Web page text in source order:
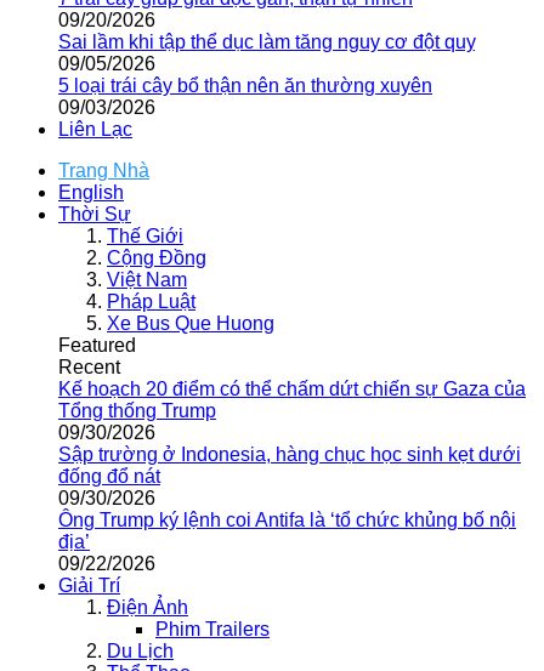
09/20/2026
Sai lầm khi tập thể dục làm tăng nguy cơ đột quỵ
09/05/2026
5 loại trái cây bổ thận nên ăn thường xuyên
09/03/2026
Liên Lạc
Trang Nhà
English
Thời Sự
Thế Giới
Cộng Đồng
Việt Nam
Pháp Luật
Xe Bus Que Huong
Featured
Recent
Kế hoạch 20 điểm có thể chấm dứt chiến sự Gaza của
Tổng thống Trump
09/30/2026
Sập trường ở Indonesia, hàng chục học sinh kẹt dưới
đống đổ nát
09/30/2026
Ông Trump ký lệnh coi Antifa là ‘tổ chức khủng bố nội
địa’
09/22/2026
Giải Trí
Điện Ảnh
Phim Trailers
Du Lịch